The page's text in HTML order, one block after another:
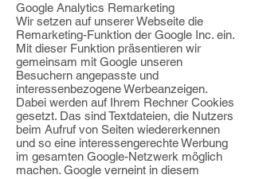
Google Analytics Remarketing
Wir setzen auf unserer Webseite die
Remarketing-Funktion der Google Inc. ein.
Mit dieser Funktion präsentieren wir
gemeinsam mit Google unseren
Besuchern angepasste und
interessenbezogene Werbeanzeigen.
Dabei werden auf Ihrem Rechner Cookies
gesetzt. Das sind Textdateien, die Nutzers
beim Aufruf von Seiten wiedererkennen
und so eine interessengerechte Werbung
im gesamten Google-Netzwerk möglich
machen. Google verneint in diesem